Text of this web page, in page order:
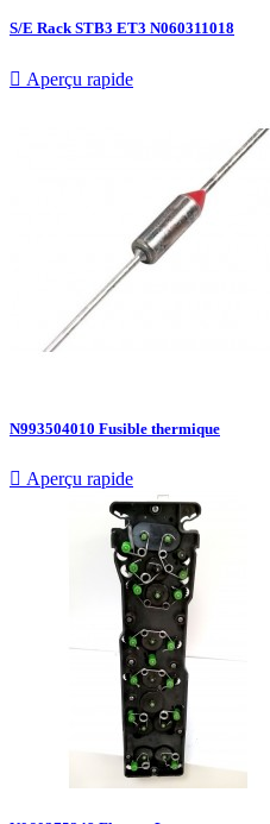
S/E Rack STB3 ET3 N060311018
 Aperçu rapide
N993504010 Fusible thermique
 Aperçu rapide